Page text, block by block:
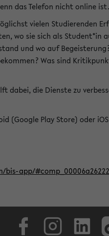
das Telefon nicht online ist.
vielen Studierenden
wo sie sich als Student*in
und wo auf
Was sind
dabei, die Dienste zu
(Google Play Store) oder
app/